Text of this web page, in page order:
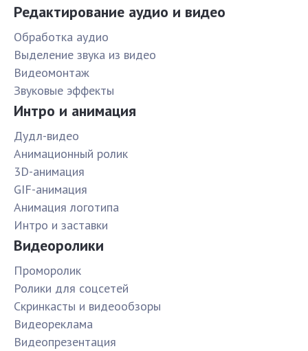
Редактирование аудио и видео
Обработка аудио
Выделение звука из видео
Видеомонтаж
Звуковые эффекты
Интро и анимация
Дудл-видео
Анимационный ролик
3D-анимация
GIF-анимация
Анимация логотипа
Интро и заставки
Видеоролики
Проморолик
Ролики для соцсетей
Скринкасты и видеообзоры
Видеореклама
Видеопрезентация